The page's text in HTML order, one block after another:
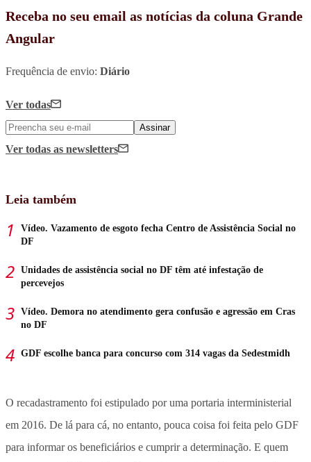
Receba no seu email as notícias da coluna Grande
Angular
Frequência de envio: Diário
Ver todas
Assinar
Ver todas as newsletters
Leia também
Vídeo. Vazamento de esgoto fecha Centro de Assistência Social no
DF
Unidades de assistência social no DF têm até infestação de
percevejos
Vídeo. Demora no atendimento gera confusão e agressão em Cras
no DF
GDF escolhe banca para concurso com 314 vagas da Sedestmidh
O recadastramento foi estipulado por uma portaria interministerial
em 2016. De lá para cá, no entanto, pouca coisa foi feita pelo GDF
para informar os beneficiários e cumprir a determinação. E quem